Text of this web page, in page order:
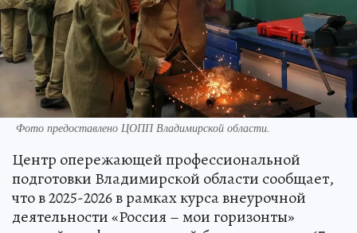
Фото предоставлено ЦОПП Владимирской области.
Центр опережающей профессиональной
подготовки Владимирской области сообщает,
что в 2025-2026 в рамках курса внеурочной
деятельности «Россия – мои горизонты»